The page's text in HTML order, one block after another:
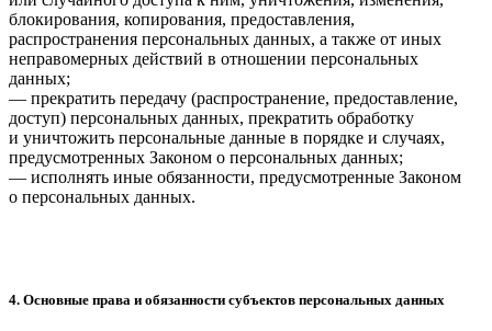
блокирования, копирования, предоставления,
распространения персональных данных, а также от иных
неправомерных действий в отношении персональных
данных;
— прекратить передачу (распространение, предоставление,
доступ) персональных данных, прекратить обработку
и уничтожить персональные данные в порядке и случаях,
предусмотренных Законом о персональных данных;
— исполнять иные обязанности, предусмотренные Законом
о персональных данных.
4. Основные права и обязанности субъектов персональных данных